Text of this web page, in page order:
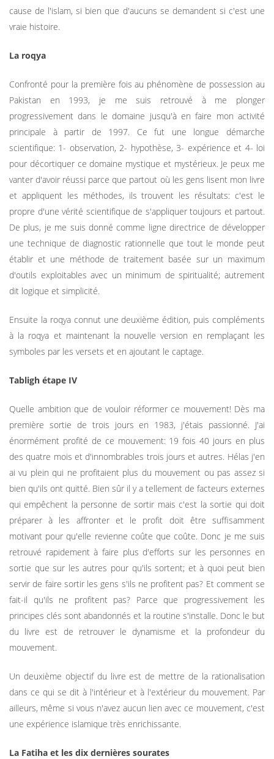
cause de l'islam, si bien que d'aucuns se demandent si c'est une
vraie histoire.
La roqya
Confronté pour la première fois au phénomène de possession au
Pakistan en 1993, je me suis retrouvé à me plonger
progressivement dans le domaine jusqu'à en faire mon activité
principale à partir de 1997. Ce fut une longue démarche
scientifique: 1- observation, 2- hypothèse, 3- expérience et 4- loi
pour décortiquer ce domaine mystique et mystérieux. Je peux me
vanter d'avoir réussi parce que partout où les gens lisent mon livre
et appliquent les méthodes, ils trouvent les résultats: c'est le
propre d'une vérité scientifique de s'appliquer toujours et partout.
De plus, je me suis donné comme ligne directrice de développer
une technique de diagnostic rationnelle que tout le monde peut
établir et une méthode de traitement basée sur un maximum
d'outils exploitables avec un minimum de spiritualité; autrement
dit logique et simplicité.
Ensuite la roqya connut une deuxième édition, puis compléments
à la roqya et maintenant la nouvelle version en remplaçant les
symboles par les versets et en ajoutant le captage.
Tabligh étape IV
Quelle ambition que de vouloir réformer ce mouvement! Dès ma
première sortie de trois jours en 1983, j'étais passionné. J'ai
énormément profité de ce mouvement: 19 fois 40 jours en plus
des quatre mois et d'innombrables trois jours et autres. Hélas j'en
ai vu plein qui ne profitaient plus du mouvement ou pas assez si
bien qu'ils ont quitté. Bien sûr il y a tellement de facteurs externes
qui empêchent la personne de sortir mais c'est la sortie qui doit
préparer à les affronter et le profit doit être suffisamment
motivant pour qu'elle revienne coûte que coûte. Donc je me suis
retrouvé rapidement à faire plus d'efforts sur les personnes en
sortie que sur les autres pour qu'ils sortent; et à quoi peut bien
servir de faire sortir les gens s'ils ne profitent pas? Et comment se
fait-il qu'ils ne profitent pas? Parce que progressivement les
principes clés sont abandonnés et la routine s'installe. Donc le but
du livre est de retrouver le dynamisme et la profondeur du
mouvement.
Un deuxième objectif du livre est de mettre de la rationalisation
dans ce qui se dit à l'intérieur et à l'extérieur du mouvement. Par
ailleurs, même si vous n'avez aucun lien avec ce mouvement, c'est
une expérience islamique très enrichissante.
La Fatiha et les dix dernières sourates